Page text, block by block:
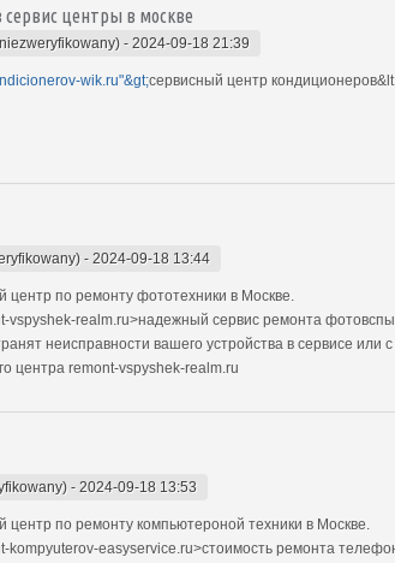
центры в москве
- 2024-09-18 21:39
wik.ru"&gt;сервисный центр
- 2024-09-18 13:44
по ремонту фототехники в Москве.
vspyshek-realm.ru>надежный сервис ремонта
неисправности вашего устройства в сервисе или
центра remont-vspyshek-realm.ru
- 2024-09-18 13:53
по ремонту компьютероной техники в Москве.
kompyuterov-easyservice.ru>стоимость ремонта